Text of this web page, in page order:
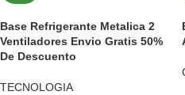
Base Refrigerante Metalica 2
Ventiladores Envio Gratis 50%
De Descuento
TECNOLOGIA